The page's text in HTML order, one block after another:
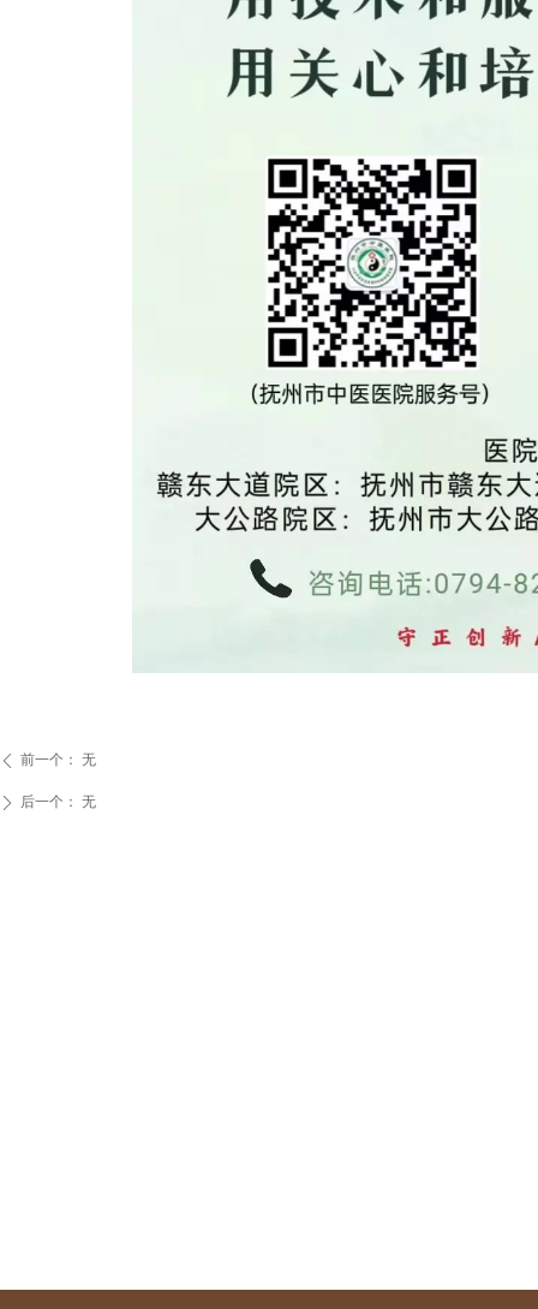
ꄴ 前一个： 无
ꄲ 后一个： 无